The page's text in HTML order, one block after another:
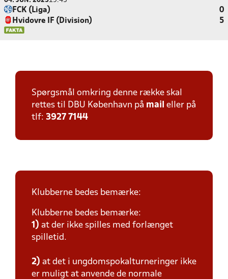
FCK (Liga)
0
Hvidovre IF (Division)
5
Spørgsmål omkring denne række skal
rettes til DBU København på mail eller på
tlf: 3927 7144
Klubberne bedes bemærke:
Klubberne bedes bemærke:
1) at der ikke spilles med forlænget
spilletid.
2) at det i ungdomspokalturneringer ikke
er muligt at anvende de normale